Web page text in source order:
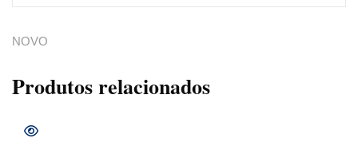
NOVO
Produtos relacionados